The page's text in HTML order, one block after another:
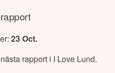
rapport
23 Oct.
rapport i I Love Lund.